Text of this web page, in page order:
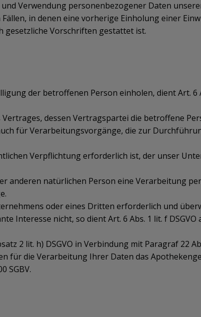
Verwendung personenbezogener Daten
in denen eine vorherige Einholung einer
gesetzliche Vorschriften gestattet ist.
der betroffenen Person einholen, dient Art. 6
dessen Vertragspartei die betroffene
für Verarbeitungsvorgänge, die zur
Verpflichtung erforderlich ist, der unser
anderen natürlichen Person eine Verarbeitung
oder eines Dritten erforderlich und
Interesse nicht, so dient Art. 6 Abs. 1 lit. f DSGVO
2 lit. h) DSGVO in Verbindung mit Paragraf 22
für die Verarbeitung Ihrer Daten das
SGBV.